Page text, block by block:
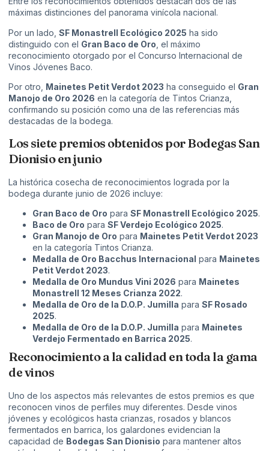
máximas distinciones del panorama vinícola nacional.
Por un lado, SF Monastrell Ecológico 2025 ha sido
distinguido con el Gran Baco de Oro , el máximo
reconocimiento otorgado por el Concurso Internacional de
Vinos Jóvenes Baco.
Por otro, Mainetes Petit Verdot 2023 ha conseguido el Gran
Manojo de Oro 2026 en la categoría de Tintos Crianza,
confirmando su posición como una de las referencias más
destacadas de la bodega.
Los siete premios obtenidos por Bodegas San
Dionisio en junio
La histórica cosecha de reconocimientos lograda por la
bodega durante junio de 2026 incluye:
Gran Baco de Oro para SF Monastrell Ecológico 2025.
Baco de Oro para SF Verdejo Ecológico 2025.
Gran Manojo de Oro para Mainetes Petit Verdot 2023
en la categoría Tintos Crianza.
Medalla de Oro Bacchus Internacional para Mainetes
Petit Verdot 2023.
Medalla de Oro Mundus Vini 2026 para Mainetes
Monastrell 12 Meses Crianza 2022.
Medalla de Oro de la D.O.P. Jumilla para SF Rosado
2025.
Medalla de Oro de la D.O.P. Jumilla para Mainetes
Verdejo Fermentado en Barrica 2025.
Reconocimiento a la calidad en toda la gama
de vinos
Uno de los aspectos más relevantes de estos premios es que
reconocen vinos de perfiles muy diferentes. Desde vinos
jóvenes y ecológicos hasta crianzas, rosados y blancos
fermentados en barrica, los galardones evidencian la
capacidad de Bodegas San Dionisio para mantener altos